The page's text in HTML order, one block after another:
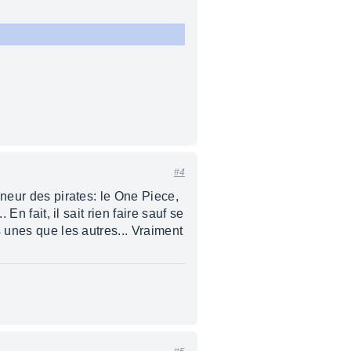
#4
des pirates: le One Piece,
En fait, il sait rien faire sauf se
que les autres... Vraiment